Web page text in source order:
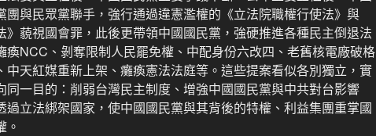
團與民眾黨聯手，強行通過違憲濫權的《立法院職權行使法》與
》藐視國會罪，此後更帶領中國國民黨，強硬推進各種民主倒退法
瘓NCC、剝奪限制人民罷免權、中配身份六改四、老舊核電廠破格
中天紅媒重新上架、癱瘓憲法法庭等。這些提案看似各別獨立，實
同一目的：削弱台灣民主制度、增強中國國民黨與中共對台影響
過立法綁架國家，使中國國民黨與其背後的特權、利益集團重掌國
。